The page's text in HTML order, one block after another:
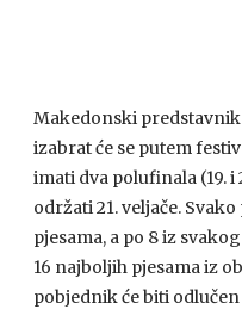
Makedonski
izabrat će se putem
imati dva polufinala (19. i
održati 21. veljače.
pjesama, a po 8 iz
16 najboljih pjesama iz
pobjednik će biti